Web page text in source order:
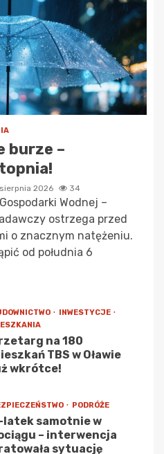
burze –
2026 34
Wodnej –
ostrzega przed
o znacznym natężeniu.
od południa 6
INWESTYCJE
na 180
TBS w Oławie
wkrótce!
PODRÓŻE
latek samotnie w
– interwencja
sytuację